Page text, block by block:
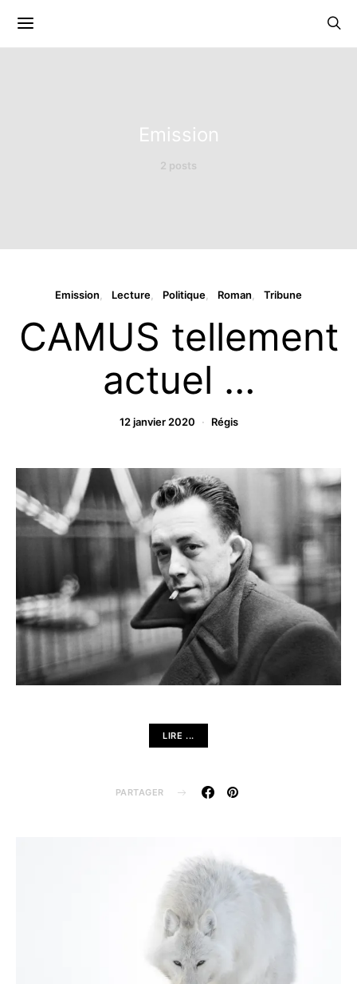
Emission
2 posts
Emission Lecture Politique Roman Tribune
CAMUS tellement
actuel …
12 janvier 2020 Régis
LIRE ...
PARTAGER